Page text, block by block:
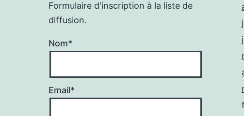
Formulaire d'inscription à la liste de
diffusion.
Nom*
Email*